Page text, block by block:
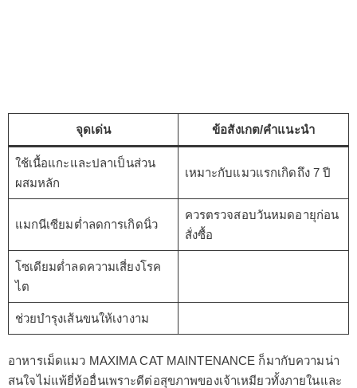
จุดเด่น ข้อสังเกต/คำแนะนำ
ใช้เนื้อแกะและปลาเป็นส่วน
ผสมหลัก
เหมาะกับแมวแรกเกิดถึง 7 ปี
แมกนีเซียมต่ำลดการเกิดนิ่ว
ควรตรวจสอบวันหมดอายุก่อน
สั่งซื้อ
โซเดียมต่ำลดความเสี่ยงโรค
ไต
ช่วยบำรุงเส้นขนให้เงางาม
อาหารเม็ดแมว MAXIMA CAT MAINTENANCE ก็มากับความน่า
สนใจไม่แพ้ยี่ห้ออื่นเพราะดีต่อสุขภาพของเจ้าเหมียวทั้งภายในและ